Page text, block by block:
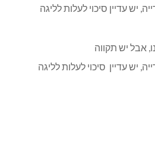
יש עדיין סיכוי לעלות לליגה
יש עדיין סיכוי לעלות לליגה